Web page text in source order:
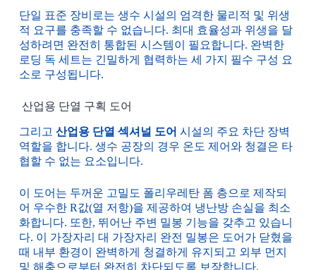
단일 표준 장비로는 생수 시설의 엄격한 물리적 및 위생
적 요구를 충족할 수 없습니다. 최대 효율성과 위생을 달
성하려면 완전히 통합된 시스템이 필요합니다. 완벽한
로딩 독 세트는 긴밀하게 협력하는 세 가지 필수 구성 요
소로 구성됩니다.
산업용 단열 구획 도어
그리고 산업용 단열 섹셔널 도어 시설의 주요 차단 장벽
역할을 합니다. 생수 공장의 경우 온도 제어와 청결은 타
협할 수 없는 요소입니다.
이 도어는 두꺼운 고밀도 폴리우레탄 폼 층으로 제작되
어 우수한 R값(열 저항)을 제공하여 냉난방 손실을 최소
화합니다. 또한, 뛰어난 주변 밀봉 기능을 갖추고 있습니
다. 이 가장자리 대 가장자리 완전 밀봉은 도어가 닫혔을
때 내부 환경이 완벽하게 청결하게 유지되고 외부 먼지
및 해충으로부터 완전히 차단되도록 보장합니다.